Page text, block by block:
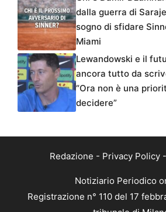
dalla guerra di
sogno di sfidare
Miami
Lewandowski e il
ancora tutto da
“Ora non è una
decidere”
Redazione - Privacy Policy-
Notiziario Periodico
Registrazione n° 110 del 17